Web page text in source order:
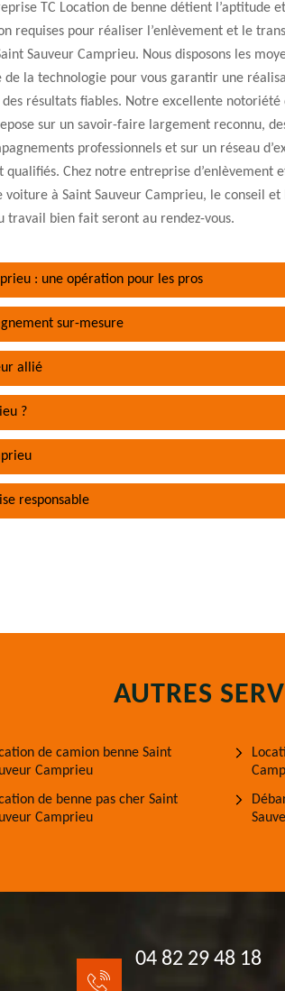
TC Location de benne détient l’aptitude
requises pour réaliser l’enlèvement et le
Sauveur Camprieu. Nous disposons les
de la technologie pour vous garantir une
résultats fiables. Notre excellente notoriété
sur un savoir-faire largement reconnu,
professionnels et sur un réseau
qualifiés. Chez notre entreprise d’enlèvement
voiture à Saint Sauveur Camprieu, le conseil
travail bien fait seront au rendez-vous.
: une opération pour les pros
sur-mesure
allié
?
responsable
AUTRES
de camion benne Saint
Camprieu
de benne pas cher Saint
Camprieu
04 82 29 48 18